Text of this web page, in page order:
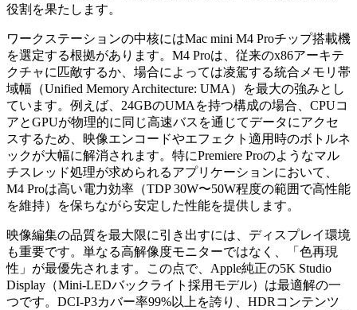
役割を果たします。
ワークステーションの中核にはMac mini M4 Proチップ搭載機
を選定する根拠があります。M4 Proは、従来のx86アーキテ
クチャに匹敵するか、場合によっては凌駕する統合メモリ帯
域幅（Unified Memory Architecture: UMA）を最大の強みとし
ています。例えば、24GBのUMAを持つ構成の場合、CPUコ
アとGPUが物理的に同じ高速バスを通じてデータにアクセ
スするため、映像エンコードやエフェクト適用時のボトルネ
ックが大幅に解消されます。特にPremiere Proのようなマル
チスレッド処理が求められるアプリケーションにおいて、
M4 Proは高い電力効率（TDP 30W〜50W程度の範囲で高性能
を維持）を保ちながら安定した性能を提供します。
映像編集の品質を最大限に引き出すには、ディスプレイ環境
も重要です。単なる高解像度モニターではなく、「色再現
性」が最優先されます。この点で、Apple純正の5K Studio
Display（Mini-LEDバックライト採用モデル）は最適解の一
つです。DCI-P3カバー率99%以上を誇り、HDRコンテンツ